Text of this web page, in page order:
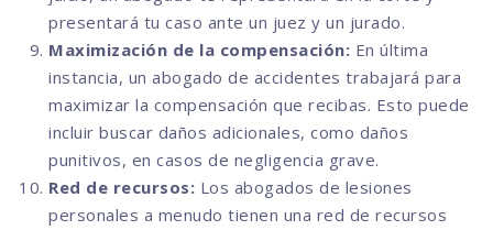
presentará tu caso ante un juez y un jurado.
Maximización de la compensación: En última
instancia, un abogado de accidentes trabajará para
maximizar la compensación que recibas. Esto puede
incluir buscar daños adicionales, como daños
punitivos, en casos de negligencia grave.
Red de recursos: Los abogados de lesiones
personales a menudo tienen una red de recursos